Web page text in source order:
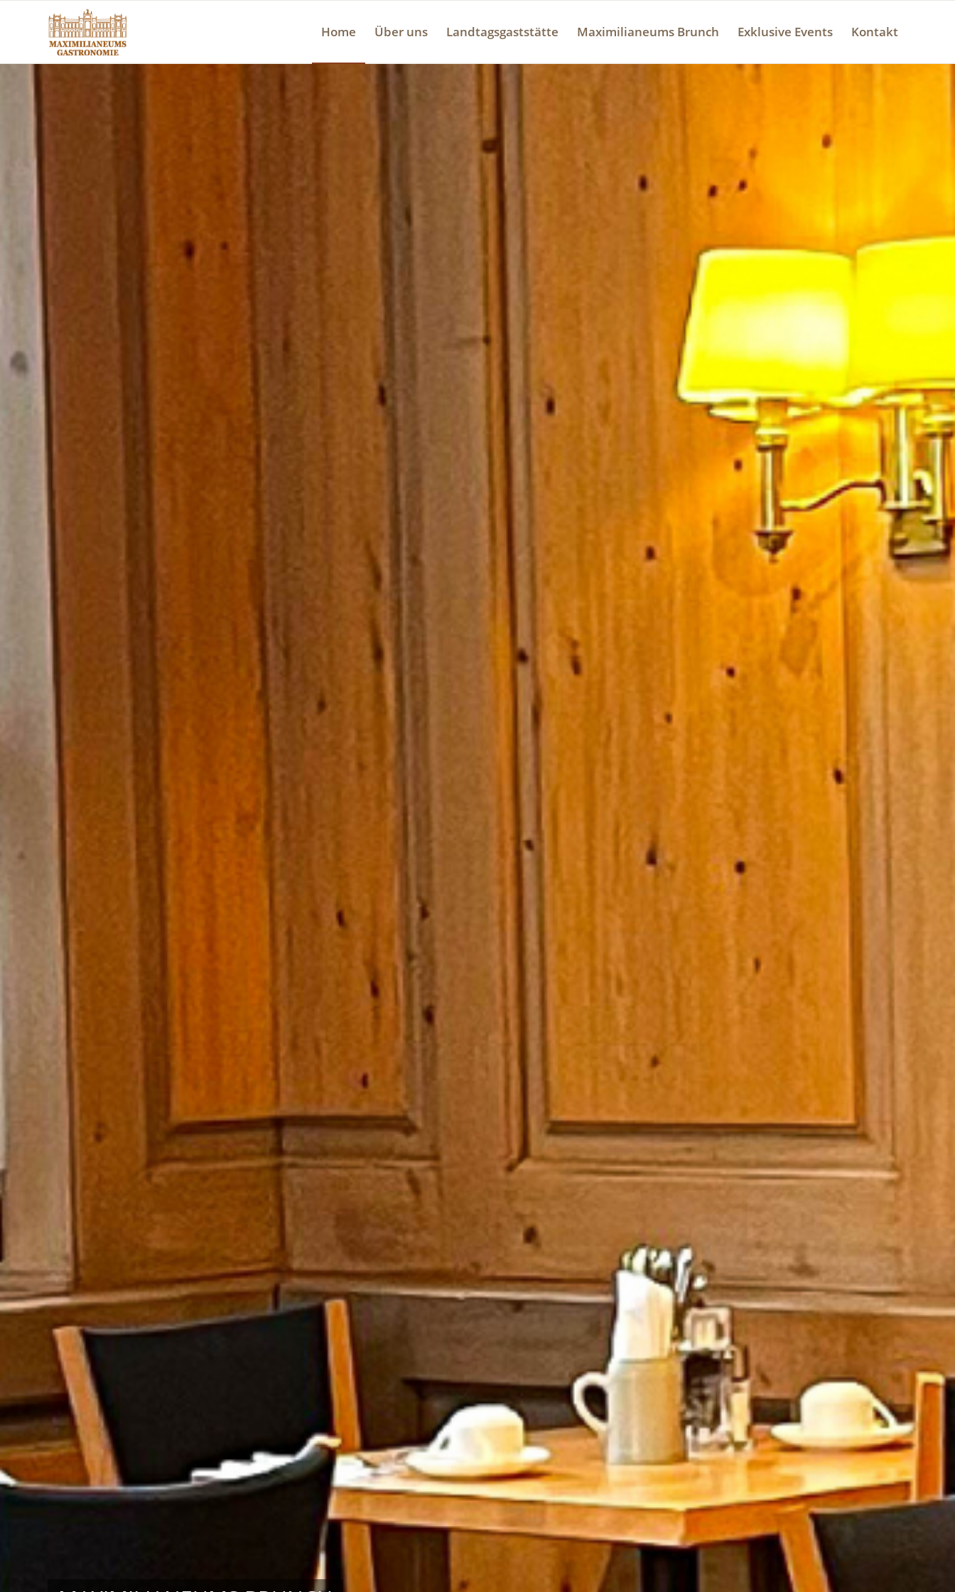
Home Über uns Landtagsgaststätte Maximilianeums Brunch Exklusive Events Kontakt